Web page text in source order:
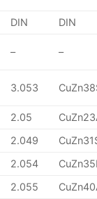
DIN DIN
– –
3.053
2.05
2.049
2.054
2.055